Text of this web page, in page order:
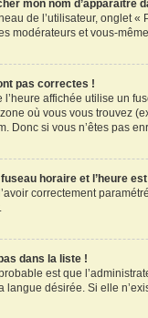
mon nom d’apparaître
de l’utilisateur, onglet
modérateurs et vous-
pas correctes !
l’heure affichée utilise un
où vous vous trouvez
Donc si vous n’êtes pas
fuseau horaire et l’heure
correctement
dans la liste !
est que
langue désirée. Si elle